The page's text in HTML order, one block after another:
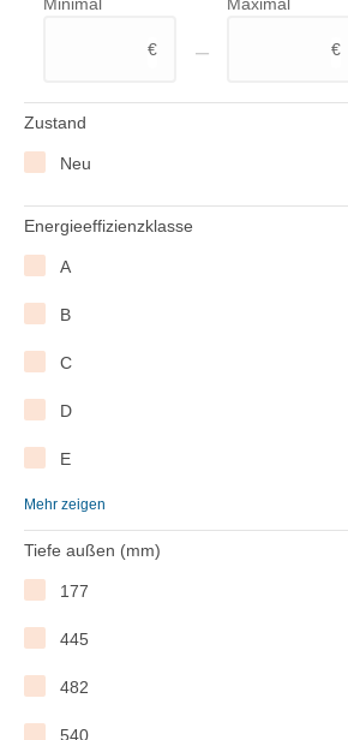
ProSelect
Severin
€ – €
Zustand
Neu
Energieeffizienzklasse
A
B
C
D
E
F
G
Mehr zeigen
Tiefe außen (mm)
177
445
482
540